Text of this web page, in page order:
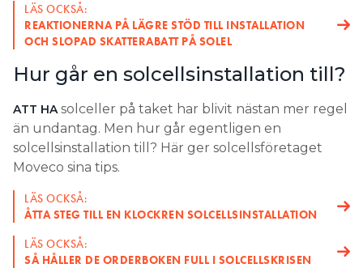
LÄS OCKSÅ:
REAKTIONERNA PÅ LÄGRE STÖD TILL INSTALLATION
OCH SLOPAD SKATTERABATT PÅ SOLEL
Hur går en solcellsinstallation till?
ATT HAsolceller på taket har blivit nästan mer regel
än undantag. Men hur går egentligen en
solcellsinstallation till? Här ger solcellsföretaget
Moveco sina tips.
LÄS OCKSÅ:
ÅTTA STEG TILL EN KLOCKREN SOLCELLSINSTALLATION
LÄS OCKSÅ:
SÅ HÅLLER DE ORDERBOKEN FULL I SOLCELLSKRISEN